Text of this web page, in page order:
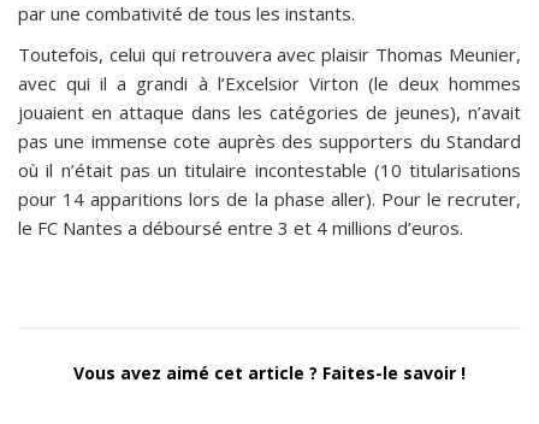
par une combativité de tous les instants.
Toutefois, celui qui retrouvera avec plaisir Thomas Meunier,
avec qui il a grandi à l’Excelsior Virton (le deux hommes
jouaient en attaque dans les catégories de jeunes), n’avait
pas une immense cote auprès des supporters du Standard
où il n’était pas un titulaire incontestable (10 titularisations
pour 14 apparitions lors de la phase aller). Pour le recruter,
le FC Nantes a déboursé entre 3 et 4 millions d’euros.
Vous avez aimé cet article ? Faites-le savoir !